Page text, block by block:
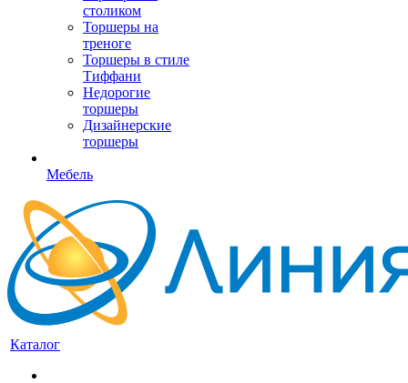
столиком
Торшеры на
треноге
Торшеры в стиле
Тиффани
Недорогие
торшеры
Дизайнерские
торшеры
Мебель
Каталог